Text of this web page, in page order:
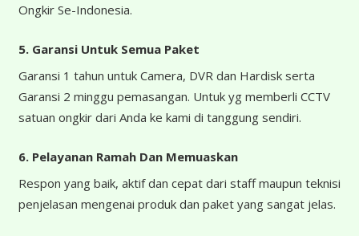
Ongkir Se-Indonesia.
5. Garansi Untuk Semua Paket
Garansi 1 tahun untuk Camera, DVR dan Hardisk serta
Garansi 2 minggu pemasangan. Untuk yg memberli CCTV
satuan ongkir dari Anda ke kami di tanggung sendiri.
6. Pelayanan Ramah Dan Memuaskan
Respon yang baik, aktif dan cepat dari staff maupun teknisi
penjelasan mengenai produk dan paket yang sangat jelas.